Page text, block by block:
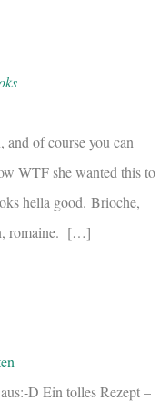
of course you can
WTF she wanted this to
hella good. Brioche,
romaine. […]
D Ein tolles Rezept –